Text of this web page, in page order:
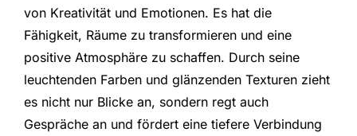
von Kreativität und Emotionen. Es hat die
Fähigkeit, Räume zu transformieren und eine
positive Atmosphäre zu schaffen. Durch seine
leuchtenden Farben und glänzenden Texturen zieht
es nicht nur Blicke an, sondern regt auch
Gespräche an und fördert eine tiefere Verbindung